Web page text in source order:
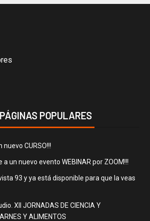
POPULARES
CURSO!!!
un nuevo evento WEBINAR por ZOOM!!!
93 y ya está disponible para que la veas
XII JORNADAS DE CIENCIA Y
Y ALIMENTOS